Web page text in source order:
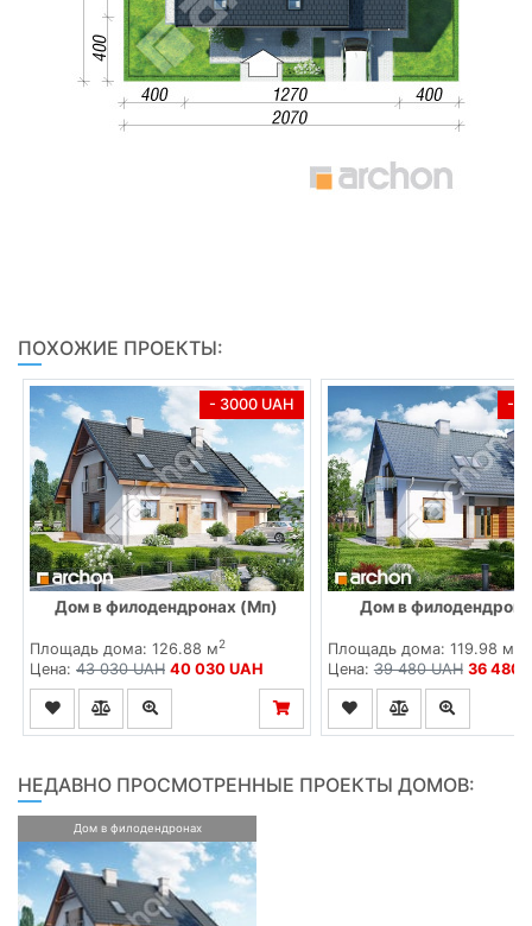
ПОХОЖИЕ ПРОЕКТЫ:
- 3000 UAH
Дом в филодендронах (Мп)
Площадь дома: 126.88 м2
Цена: 43 030 UAH 40 030 UAH
-
Дом в
Площадь дома: 119.98 м
Цена:39 480 UAH 36 480
НЕДАВНО ПРОСМОТРЕННЫЕ ПРОЕКТЫ ДОМОВ:
Дом в филодендронах